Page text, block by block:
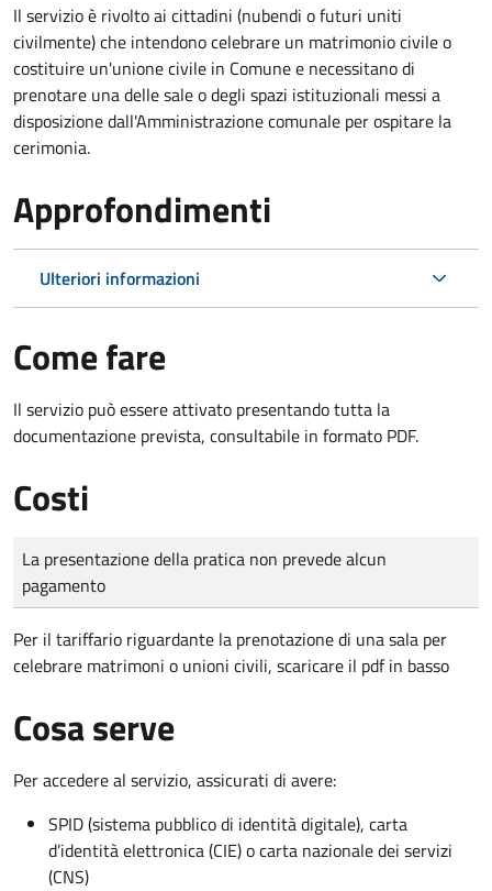
Il servizio è rivolto ai cittadini (nubendi o futuri uniti
civilmente) che intendono celebrare un matrimonio civile o
costituire un'unione civile in Comune e necessitano di
prenotare una delle sale o degli spazi istituzionali messi a
disposizione dall'Amministrazione comunale per ospitare la
cerimonia.
Approfondimenti
Ulteriori informazioni
Come fare
Il servizio può essere attivato presentando tutta la
documentazione prevista, consultabile in formato PDF.
Costi
Tipo di pagamento
Importo
La presentazione della pratica non prevede alcun
pagamento
Per il tariffario riguardante la prenotazione di una sala per
celebrare matrimoni o unioni civili, scaricare il pdf in basso
Cosa serve
Per accedere al servizio, assicurati di avere:
SPID (sistema pubblico di identità digitale), carta
d’identità elettronica (CIE) o carta nazionale dei servizi
(CNS)